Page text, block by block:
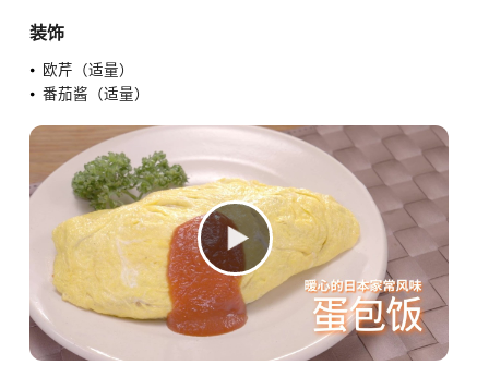
装饰
欧芹（适量）
番茄酱（适量）